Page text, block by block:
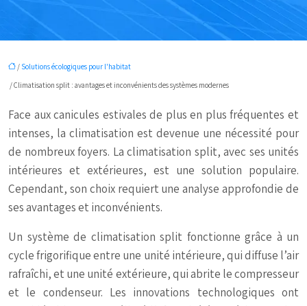
/ Solutions écologiques pour l'habitat
/ Climatisation split : avantages et inconvénients des systèmes modernes
Face aux canicules estivales de plus en plus fréquentes et
intenses, la climatisation est devenue une nécessité pour
de nombreux foyers. La climatisation split, avec ses unités
intérieures et extérieures, est une solution populaire.
Cependant, son choix requiert une analyse approfondie de
ses avantages et inconvénients.
Un système de climatisation split fonctionne grâce à un
cycle frigorifique entre une unité intérieure, qui diffuse l’air
rafraîchi, et une unité extérieure, qui abrite le compresseur
et le condenseur. Les innovations technologiques ont